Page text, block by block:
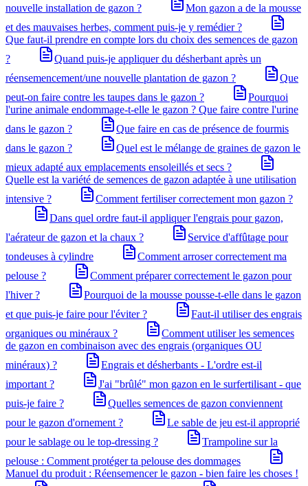
nouvelle installation de gazon ?
Mon gazon a de la mousse
et des mauvaises herbes, comment puis-je y remédier ?
Que faut-il prendre en compte lors du choix des semences de gazon
?
Quand puis-je appliquer du désherbant après un
réensemencement/une nouvelle plantation de gazon ?
Que
peut-on faire contre les taupes dans le gazon ?
Pourquoi
l'urine animale endommage-t-elle le gazon ? Que faire contre l'urine
dans le gazon ?
Que faire en cas de présence de fourmis
dans le gazon ?
Quel est le mélange de graines de gazon le
mieux adapté aux emplacements ensoleillés et secs ?
Quelle est la variété de semences de gazon adaptée à une utilisation
intensive ?
Comment fertiliser correctement mon gazon ?
Dans quel ordre faut-il appliquer l'engrais pour gazon,
l'aérateur de gazon et la chaux ?
Service d'affûtage pour
tondeuses à cylindre
Comment arroser correctement ma
pelouse ?
Comment préparer correctement le gazon pour
l'hiver ?
Pourquoi de la mousse pousse-t-elle dans le gazon
et que puis-je faire pour l'éviter ?
Faut-il utiliser des engrais
organiques ou minéraux ?
Comment utiliser les semences
de gazon en combinaison avec des engrais (organiques OU
minéraux) ?
Engrais et désherbants - L'ordre est-il
important ?
J'ai "brûlé" mon gazon en le surfertilisant - que
puis-je faire ?
Quelles semences de gazon conviennent
pour le gazon d'ornement ?
Le sable de jeu est-il approprié
pour le sablage ou le top-dressing ?
Trampoline sur la
pelouse : Comment protéger ta pelouse des dommages
Manuel du produit : Réensemencer le gazon - bien faire les choses !